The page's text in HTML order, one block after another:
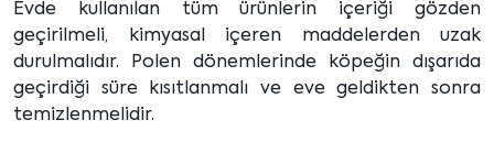
Evde kullanılan tüm ürünlerin içeriği gözden
geçirilmeli, kimyasal içeren maddelerden uzak
durulmalıdır. Polen dönemlerinde köpeğin dışarıda
geçirdiği süre kısıtlanmalı ve eve geldikten sonra
temizlenmelidir.